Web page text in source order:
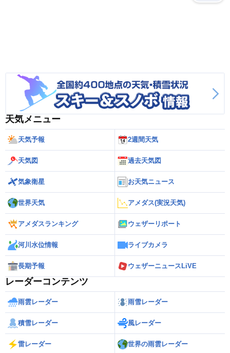
天気メニュー
天気予報 2週間天気
天気図 過去天気図
気象衛星 お天気ニュース
世界天気 アメダス(実況天気)
アメダスランキング ウェザーリポート
河川水位情報 ライブカメラ
長期予報 ウェザーニュースLiVE
レーダーコンテンツ
雨雲レーダー 雨雪レーダー
積雪レーダー 風レーダー
雷レーダー 世界の雨雲レーダー